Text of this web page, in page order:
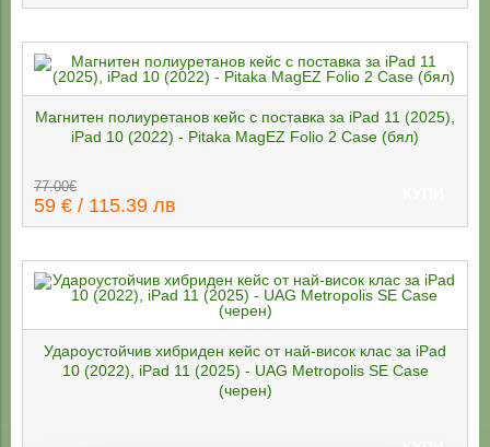
Магнитен полиуретанов кейс с поставка за iPad 11 (2025),
iPad 10 (2022) - Pitaka MagEZ Folio 2 Case (бял)
77.00€
59 € / 115.39 лв
Удароустойчив хибриден кейс от най-висок клас за iPad
10 (2022), iPad 11 (2025) - UAG Metropolis SE Case
(черен)